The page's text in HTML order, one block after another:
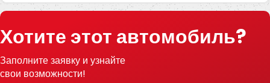
-Borta dators.
-Keyless go.
-Lietus sensors.
Хотите этот автомобиль?
Заполните заявку и узнайте
свои возможности!